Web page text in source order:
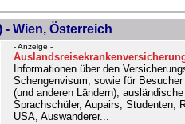
Wien, Österreich
- Anzeige -
Informationen über den
Schengenvisum, sowie für
(und anderen Ländern),
Sprachschüler, Aupairs, Studenten,
USA, Auswanderer...